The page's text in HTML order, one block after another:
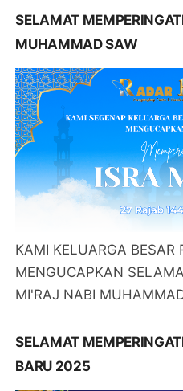
SELAMAT
MUHAMMAD SAW
KAMI KELUARGA BESAR
MENGUCAPKAN
MI'RAJ NABI
SELAMAT
BARU 2025